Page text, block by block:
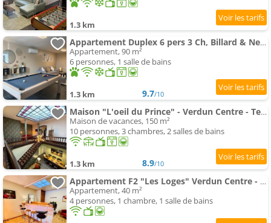
1.3 km
Appartement Duplex 6 pers 3 Ch, Billard & Netflix, tout équipé
Appartement, 90 m²
6 personnes, 1 salle de bains
1.3 km 9.7/10
Maison "L'oeil du Prince" - Verdun Centre - Terrasse - Wifi - 7 couchages - - Garage V
Maison de vacances, 150 m²
10 personnes, 3 chambres, 2 salles de bains
1.3 km 8.9/10
Appartement F2 "Les Loges" Verdun Centre - Garage motos et vélo, WIFI, Géré par PrestaZen'Services
Appartement, 40 m²
4 personnes, 1 chambre, 1 salle de bains